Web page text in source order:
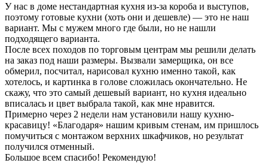
У нас в доме нестандартная кухня из-за короба и выступов,
поэтому готовые кухни (хоть они и дешевле) — это не наш
вариант. Мы с мужем много где были, но не нашли
подходящего варианта.
После всех походов по торговым центрам мы решили делать
на заказ под наши размеры. Вызвали замерщика, он все
обмерил, посчитал, нарисовал кухню именно такой, как
хотелось, и картинка в голове сложилась окончательно. Не
скажу, что это самый дешевый вариант, но кухня идеально
вписалась и цвет выбрала такой, как мне нравится.
Примерно через 2 недели нам установили нашу кухню-
красавицу! «Благодаря» нашим кривым стенам, им пришлось
помучиться с монтажом верхних шкафчиков, но результат
получился отменный.
Большое всем спасибо! Рекомендую!